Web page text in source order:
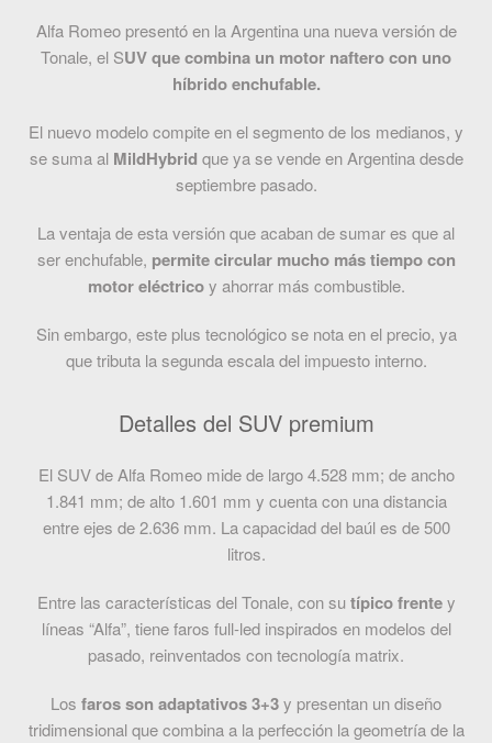
Alfa Romeo presentó en la Argentina una nueva versión de
Tonale, el SUV que combina un motor naftero con uno
híbrido enchufable.
El nuevo modelo compite en el segmento de los medianos, y
se suma al MildHybrid que ya se vende en Argentina desde
septiembre pasado.
La ventaja de esta versión que acaban de sumar es que al
ser enchufable, permite circular mucho más tiempo con
motor eléctricoy ahorrar más combustible.
Sin embargo, este plus tecnológico se nota en el precio, ya
que tributa la segunda escala del impuesto interno.
Detalles del SUV premium
El SUV de Alfa Romeo mide de largo 4.528 mm; de ancho
1.841 mm; de alto 1.601 mm y cuenta con una distancia
entre ejes de 2.636 mm. La capacidad del baúl es de 500
litros.
Entre las características del Tonale, con su típico frentey
líneas “Alfa”, tiene faros full-led inspirados en modelos del
pasado, reinventados con tecnología matrix.
Los faros son adaptativos 3+3y presentan un diseño
tridimensional que combina a la perfección la geometría de la